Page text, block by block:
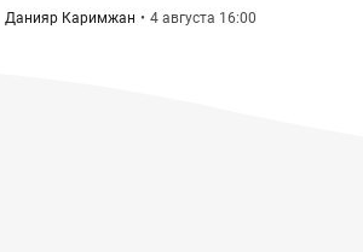
Данияр Каримжан 4 августа 16:00